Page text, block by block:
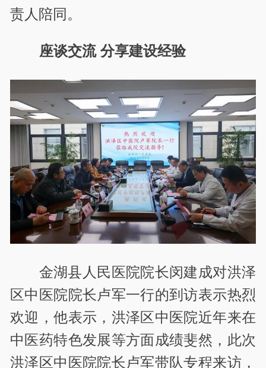
责人陪同。
座谈交流 分享建设经验
金湖县人民医院院长闵建成对洪泽
区中医院院长卢军一行的到访表示热烈
欢迎，他表示，洪泽区中医院近年来在
中医药特色发展等方面成绩斐然，此次
洪泽区中医院院长卢军带队专程来访，